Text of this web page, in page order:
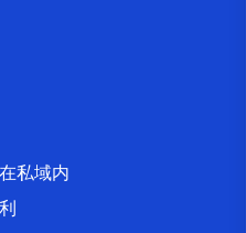
私域内